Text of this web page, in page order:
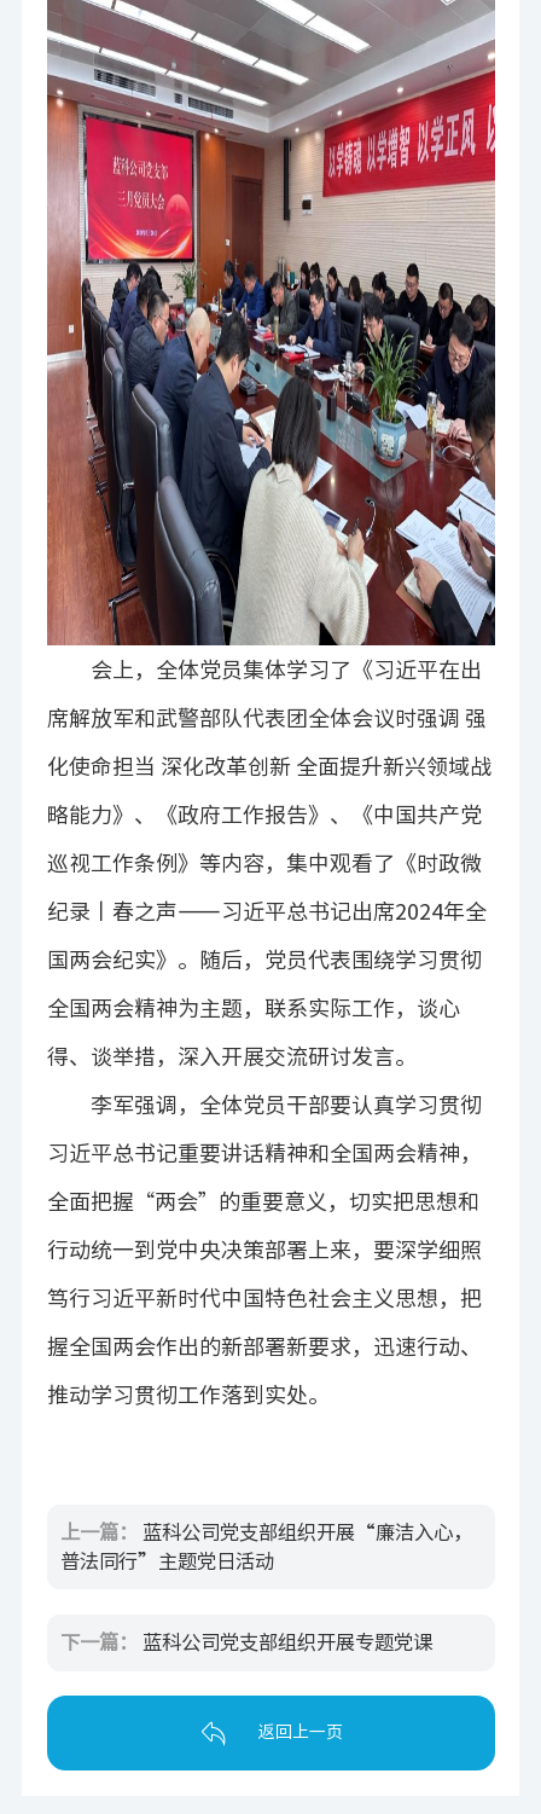
会上，全体党员集体学习了 《习近平在出
席解放军和武警部队代表团全体会议时强调 强
化使命担当 深化改革创新 全面提升新兴领域战
略能力》、《政府工作报告》、 《中国共产党
巡视工作条例》等内容，集中观看了 《时政微
纪录丨春之声——习近平总书记出席2024年全
国两会纪实》。 随后，党员代表围绕学习贯彻
全国两会精神为主题 ，联系实际工作，谈心
得、谈举措，深入开展交流研讨发言。
李军强调，全体党员干部要认真学习贯彻
习近平总书记重要讲话精神和全国两会精神 ，
全面把握“两会”的重要意义，切实把思想和
行动统一到党中央决策部署上来，要深学细照
笃行习近平新时代中国特色社会主义思想，把
握全国两会作出的新部署新要求，迅速行动、
推动学习贯彻工作落到实处。
上一篇：
蓝科公司党支部组织开展“廉洁入心，
普法同行”主题党日活动
下一篇： 蓝科公司党支部组织开展专题党课
返回上一页